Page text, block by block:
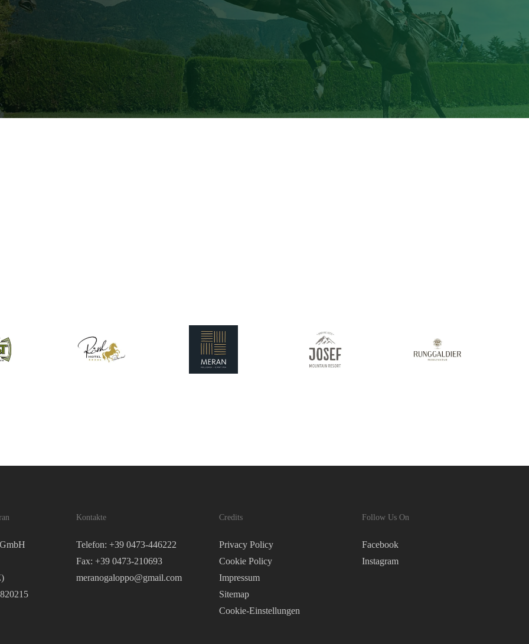
Kontakte
Telefon: +39 0473-446222
Fax: +39 0473-210693
meranogaloppo@gmail.com
Credits
Privacy Policy
Cookie Policy
Impressum
Sitemap
Cookie-Einstellungen
Follow Us On
Facebook
Instagram